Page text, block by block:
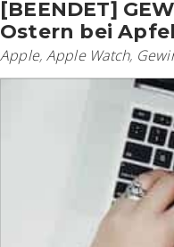
[BEENDET]
Ostern bei
Apple, Apple Watch,